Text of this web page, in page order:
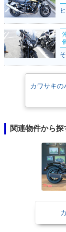
カワサキの
関連物件から探